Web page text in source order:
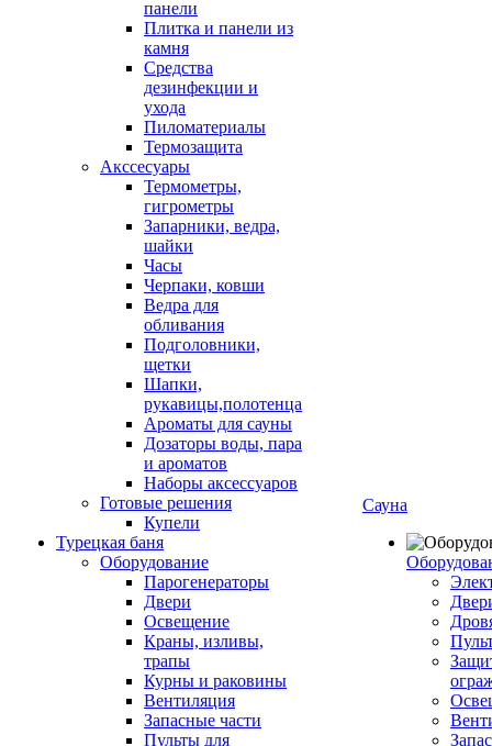
панели
Плитка и панели из
камня
Средства
дезинфекции и
ухода
Пиломатериалы
Термозащита
Аксcесуары
Термометры,
гигрометры
Запарники, ведра,
шайки
Часы
Черпаки, ковши
Ведра для
обливания
Подголовники,
щетки
Шапки,
рукавицы,полотенца
Ароматы для сауны
Дозаторы воды, пара
и ароматов
Наборы аксессуаров
Готовые решения
Купели
Турецкая баня
Оборудование
Парогенераторы
Двери
Освещение
Краны, изливы,
трапы
Курны и раковины
Вентиляция
Запасные части
Пульты для
Сауна